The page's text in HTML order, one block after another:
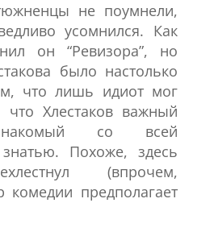
не поумнели,
усомнился. Как
он “Ревизора”, но
было настолько
что лишь идиот мог
что Хлестаков важный
со всей
знатью. Похоже, здесь
(впрочем,
комедии предполагает